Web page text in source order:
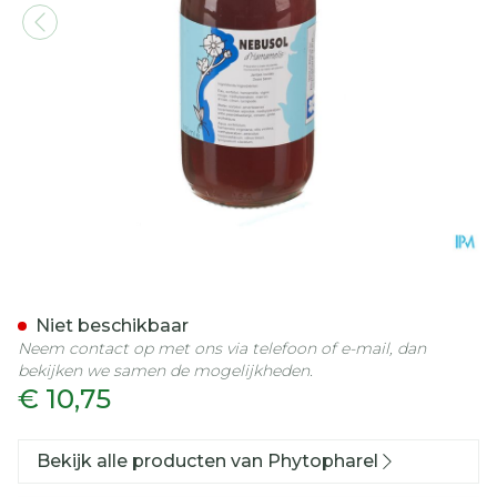
€ 10,75
Niet beschikbaar
Neem contact op met ons via telefoon of e-mail, dan
bekijken we samen de mogelijkheden.
Bekijk alle producten van Phytopharel